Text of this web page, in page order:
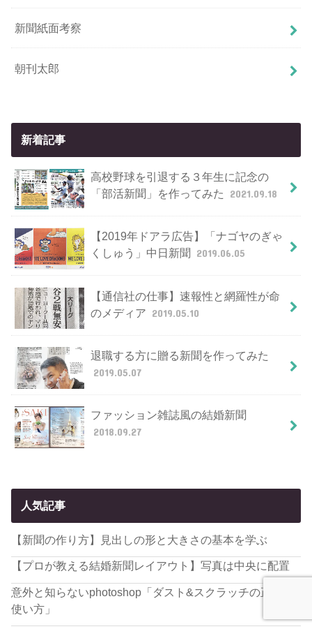
新聞紙面考察
朝刊太郎
新着記事
高校野球を引退する３年生に記念の
「部活新聞」を作ってみた
2021.09.18
【2019年ドアラ広告】「ナゴヤのぎゃ
くしゅう」中日新聞
2019.06.05
【通信社の仕事】速報性と網羅性が命
のメディア 2019.05.10
退職する方に贈る新聞を作ってみた
2019.05.07
ファッション雑誌風の結婚新聞
2018.09.27
人気記事
【新聞の作り方】見出しの形と大きさの基本を学ぶ
【プロが教える結婚新聞レイアウト】写真は中央に配置
意外と知らないphotoshop「ダスト&スクラッチの正しい
使い方」